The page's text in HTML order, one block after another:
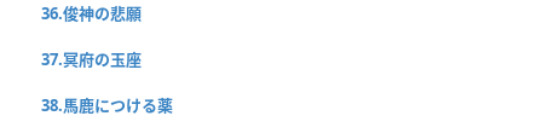
36.俊神の悲願
37.冥府の玉座
38.馬鹿につける薬